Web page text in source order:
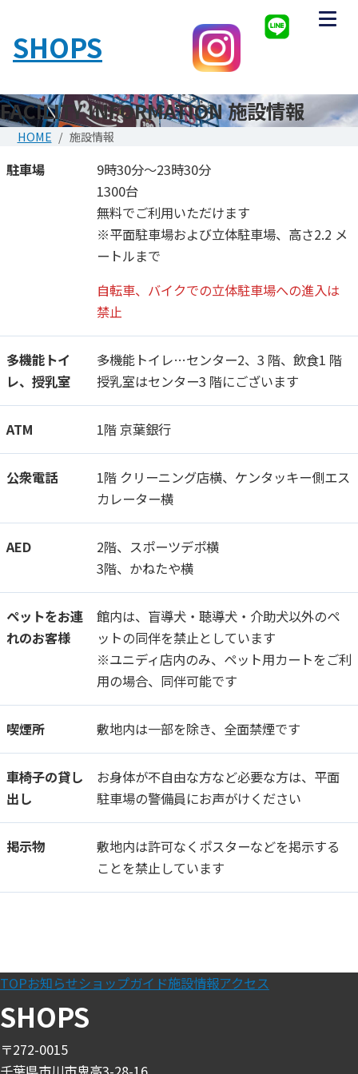
SHOPS
FACILITY INFORMATION施設情報
HOME 施設情報
駐車場
9時30分～23時30分
1300台
無料でご利用いただけます
※平面駐車場および立体駐車場、高さ2.2 メ
ートルまで
自転車、バイクでの立体駐車場への進入は
禁止
多機能トイ
レ、授乳室
多機能トイレ…センター2、3 階、飲食1 階
授乳室はセンター3 階にございます
ATM 1階 京葉銀行
公衆電話
1階 クリーニング店横、ケンタッキー側エス
カレーター横
AED
2階、スポーツデポ横
3階、かねたや横
ペットをお連
れのお客様
館内は、盲導犬・聴導犬・介助犬以外のペ
ットの同伴を禁止としています
※ユニディ店内のみ、ペット用カートをご利
用の場合、同伴可能です
喫煙所 敷地内は一部を除き、全面禁煙です
車椅子の貸し
出し
お身体が不自由な方など必要な方は、平面
駐車場の警備員にお声がけください
掲示物
敷地内は許可なくポスターなどを掲示する
ことを禁止しています
TOPお知らせショップガイド施設情報アクセス
SHOPS
〒272-0015